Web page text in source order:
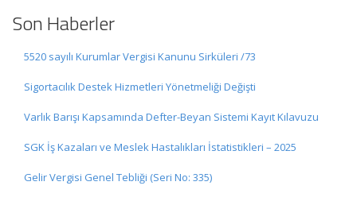
Son Haberler
5520 sayılı Kurumlar Vergisi Kanunu Sirküleri /73
Sigortacılık Destek Hizmetleri Yönetmeliği Değişti
Varlık Barışı Kapsamında Defter-Beyan Sistemi Kayıt Kılavuzu
SGK İş Kazaları ve Meslek Hastalıkları İstatistikleri – 2025
Gelir Vergisi Genel Tebliği (Seri No: 335)